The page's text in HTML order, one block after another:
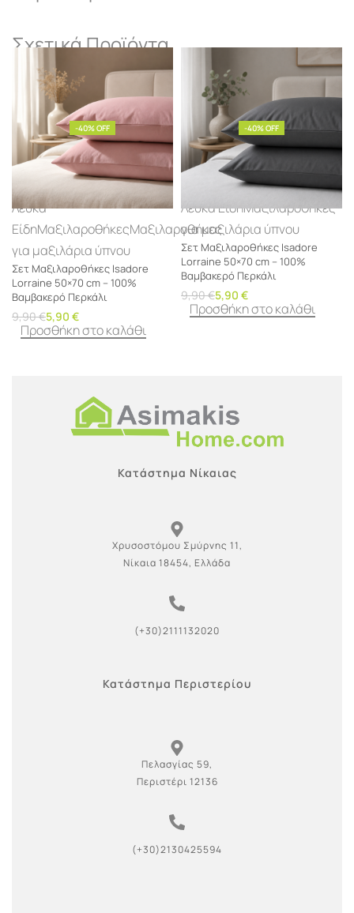
Σχετικά Προϊόντα
-40% OFF
Λευκά
ΕίδηΜαξιλαροθήκεςΜαξιλαροθήκες
για μαξιλάρια ύπνου
Σετ Μαξιλαροθήκες Isadore
Lorraine 50×70 cm – 100%
Βαμβακερό Περκάλι
9,90€5,90 €
Προσθήκη στο καλάθι
-40% OFF
Λευκά ΕίδηΜαξιλαροθήκες
για μαξιλάρια ύπνου
Σετ Μαξιλαροθήκες Isadore
Lorraine 50×70 cm – 100%
Βαμβακερό Περκάλι
9,90€5,90 €
Προσθήκη στο καλάθι
Κατάστημα Νίκαιας
Χρυσοστόμου Σμύρνης 11,
Νίκαια 18454, Ελλάδα
(+30)2111132020
Κατάστημα Περιστερίου
Πελασγίας 59,
Περιστέρι 12136
(+30)2130425594